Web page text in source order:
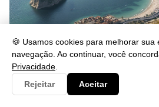
🍪 Usamos cookies para melhorar sua
navegação. Ao continuar, você
Privacidade
Rejeitar
Aceitar
Se lascar: significado, uso e
26/05/2026 às